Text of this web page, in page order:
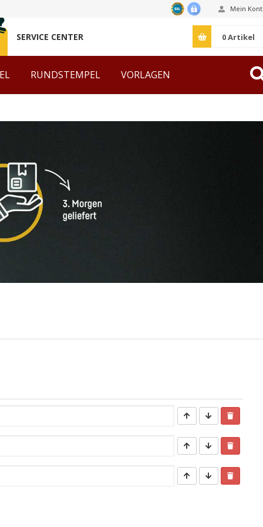
Mein
SERVICE CENTER 0Artikel
RUNDSTEMPEL VORLAGEN